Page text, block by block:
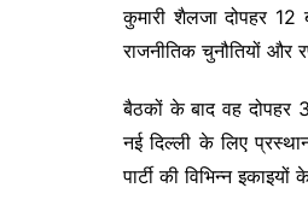
कुमारी शैलजा दोपहर
राजनीतिक चुनौतियों और
बैठकों के बाद वह दोपहर
नई दिल्ली के लिए
पार्टी की विभिन्न